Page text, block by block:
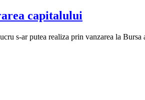
capitalului
s-ar putea realiza prin vanzarea la Bursa